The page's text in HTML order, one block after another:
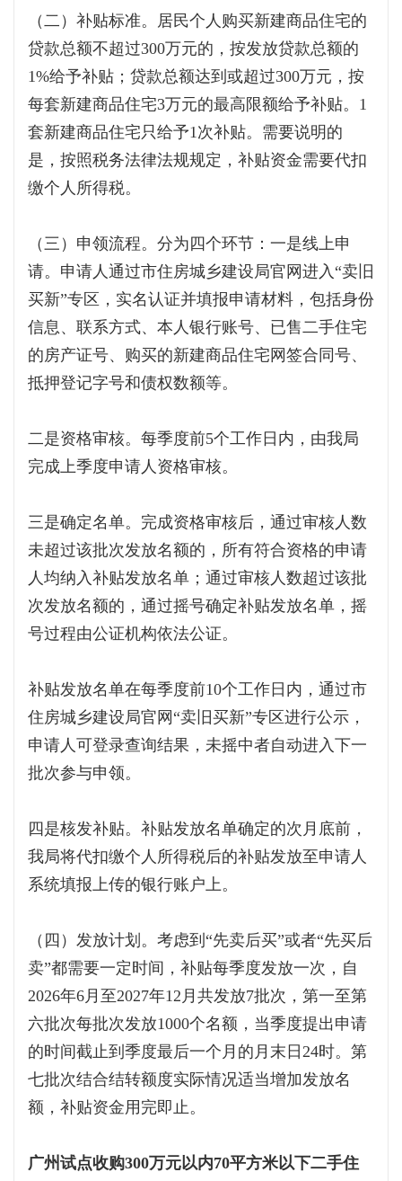
（二）补贴标准。居民个人购买新建商品住宅的
贷款总额不超过300万元的，按发放贷款总额的
1%给予补贴；贷款总额达到或超过300万元，按
每套新建商品住宅3万元的最高限额给予补贴。1
套新建商品住宅只给予1次补贴。需要说明的
是，按照税务法律法规规定，补贴资金需要代扣
缴个人所得税。
（三）申领流程。分为四个环节：一是线上申
请。申请人通过市住房城乡建设局官网进入“卖旧
买新”专区，实名认证并填报申请材料，包括身份
信息、联系方式、本人银行账号、已售二手住宅
的房产证号、购买的新建商品住宅网签合同号、
抵押登记字号和债权数额等。
二是资格审核。每季度前5个工作日内，由我局
完成上季度申请人资格审核。
三是确定名单。完成资格审核后，通过审核人数
未超过该批次发放名额的，所有符合资格的申请
人均纳入补贴发放名单；通过审核人数超过该批
次发放名额的，通过摇号确定补贴发放名单，摇
号过程由公证机构依法公证。
补贴发放名单在每季度前10个工作日内，通过市
住房城乡建设局官网“卖旧买新”专区进行公示，
申请人可登录查询结果，未摇中者自动进入下一
批次参与申领。
四是核发补贴。补贴发放名单确定的次月底前，
我局将代扣缴个人所得税后的补贴发放至申请人
系统填报上传的银行账户上。
（四）发放计划。考虑到“先卖后买”或者“先买后
卖”都需要一定时间，补贴每季度发放一次，自
2026年6月至2027年12月共发放7批次，第一至第
六批次每批次发放1000个名额，当季度提出申请
的时间截止到季度最后一个月的月末日24时。第
七批次结合结转额度实际情况适当增加发放名
额，补贴资金用完即止。
广州试点收购300万元以内70平方米以下二手住